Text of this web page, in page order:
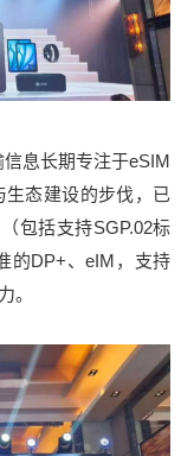
息长期专注于eSIM
态建设的步伐，已
包括支持SGP.02标
的DP+、eIM，支持
。